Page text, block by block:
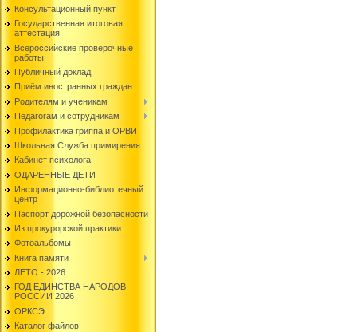
Консультационный пункт
Государственная итоговая
аттестация
Всероссийские проверочные
работы
Публичный доклад
Приём иностранных граждан
Родителям и ученикам
Педагогам и сотрудникам
Профилактика гриппа и ОРВИ
Школьная Служба примирения
Кабинет психолога
ОДАРЕННЫЕ ДЕТИ
Информационно-библиотечный
центр
Паспорт дорожной безопасности
Из прокурорской практики
Фотоальбомы
Книга памяти
ЛЕТО - 2026
ГОД ЕДИНСТВА НАРОДОВ
РОССИИ 2026
ОРКСЭ
Каталог файлов